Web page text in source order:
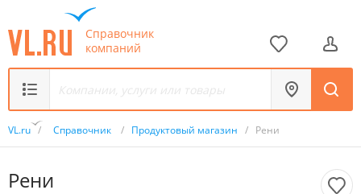
Справочник
компаний
VL.ru / Справочник / Продуктовый магазин / Рени
Рени